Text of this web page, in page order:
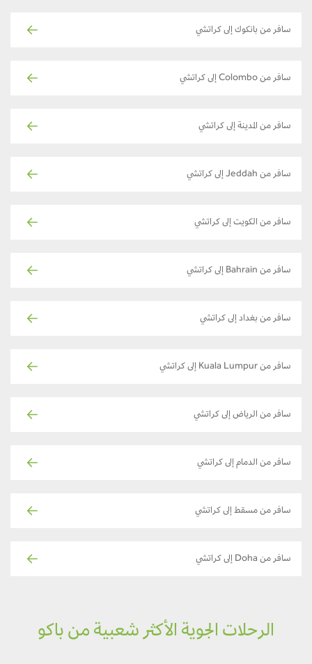
سافر من بانكوك إلى كراتشي
سافر من Colombo إلى كراتشي
سافر من المدينة إلى كراتشي
سافر من Jeddah إلى كراتشي
سافر من الكويت إلى كراتشي
سافر من Bahrain إلى كراتشي
سافر من بغداد إلى كراتشي
سافر من Kuala Lumpur إلى كراتشي
سافر من الرياض إلى كراتشي
سافر من الدمام إلى كراتشي
سافر من مسقط إلى كراتشي
سافر من Doha إلى كراتشي
الرحلات الجوية الأكثر شعبية من باكو